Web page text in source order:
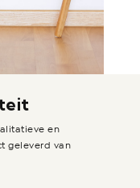
en
geleverd van